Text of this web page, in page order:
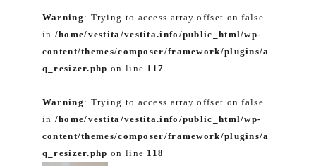
Warning : Trying to access array offset on false
in /home/vestita/vestita.info/public_html/wp-
content/themes/composer/framework/plugins/a
q_resizer.php on line 117
Warning : Trying to access array offset on false
in /home/vestita/vestita.info/public_html/wp-
content/themes/composer/framework/plugins/a
q_resizer.php on line 118